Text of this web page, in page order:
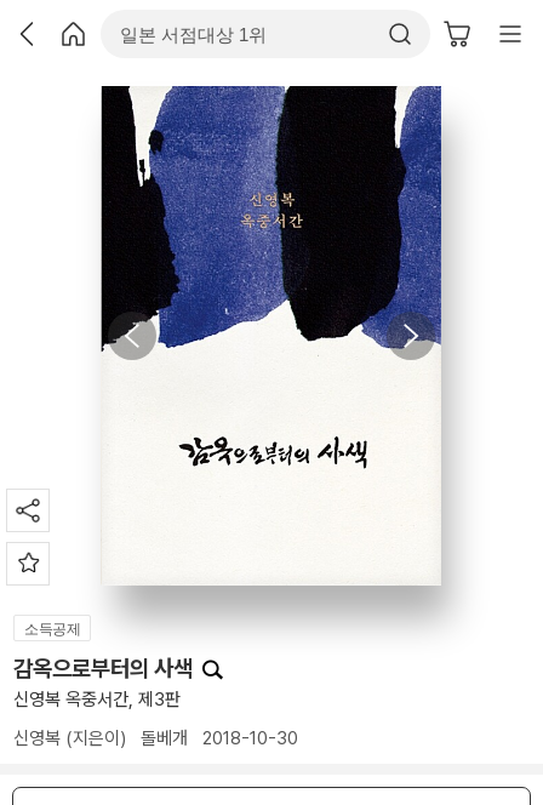
소득공제
감옥으로부터의 사색
신영복 옥중서간, 제3판
신영복 (지은이) 돌베개 2018-10-30